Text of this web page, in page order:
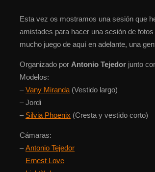
Esta vez os mostramos una sesión que
amistades para hacer una sesión de fotos
mucho juego de aquí en adelante, una
Organizado por Antonio Tejedor junto
Modelos:
–Vany Miranda (Vestido largo)
– Jordi
– Silvia Phoenix (Cresta y vestido corto)
Cámaras:
–Antonio Tejedor
– Ernest Love